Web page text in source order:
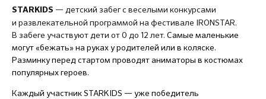
STARKIDS — детский забег с веселыми конкурсами
и развлекательной программой на фестивале IRONSTAR.
В забеге участвуют дети от 0 до 12 лет. Самые маленькие
могут «бежать» на руках у родителей или в коляске.
Разминку перед стартом проводят аниматоры в костюмах
популярных героев.
Каждый участник STARKIDS — уже победитель